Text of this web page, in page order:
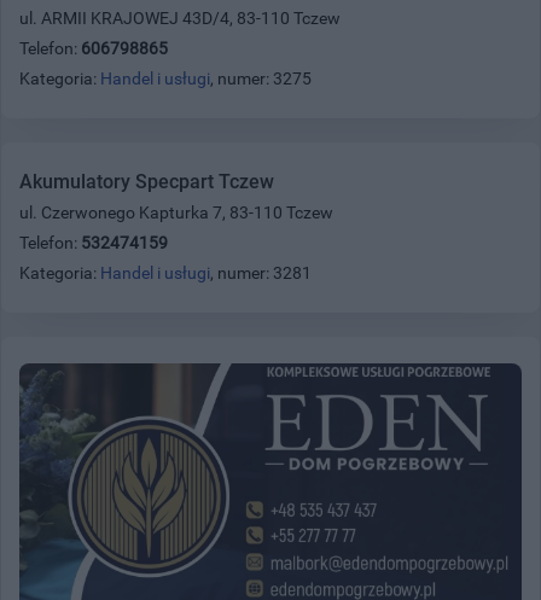
ul. ARMII KRAJOWEJ 43D/4, 83-110 Tczew
Telefon: 606798865
Kategoria: Handel i usługi, numer: 3275
Akumulatory Specpart Tczew
ul. Czerwonego Kapturka 7, 83-110 Tczew
Telefon: 532474159
Kategoria: Handel i usługi, numer: 3281